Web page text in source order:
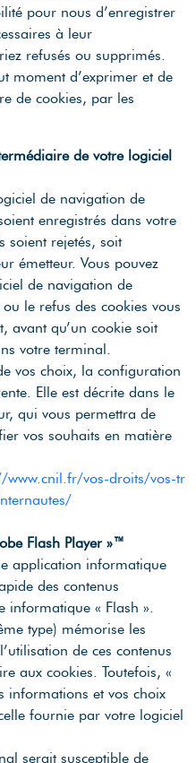
pour nous d’enregistrer
à leur
refusés ou supprimés.
moment d’exprimer et de
de cookies, par les
de votre logiciel
de navigation de
enregistrés dans votre
soient rejetés, soit
émetteur. Vous pouvez
de navigation de
le refus des cookies vous
avant qu’un cookie soit
votre terminal.
vos choix, la configuration
Elle est décrite dans le
qui vous permettra de
vos souhaits en matière
www.cnil.fr/vos-droits/vos-tr
Flash Player »™
application informatique
des contenus
informatique « Flash ».
type) mémorise les
de ces contenus
aux cookies. Toutefois, «
informations et vos choix
fournie par votre logiciel
serait susceptible de